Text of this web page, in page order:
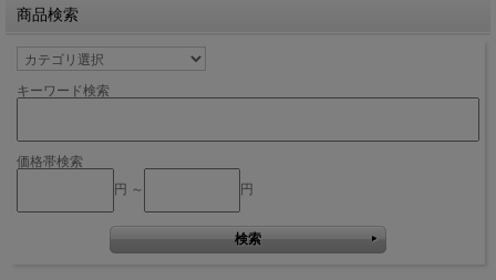
商品検索
キーワード検索
価格帯検索
円 ～
円